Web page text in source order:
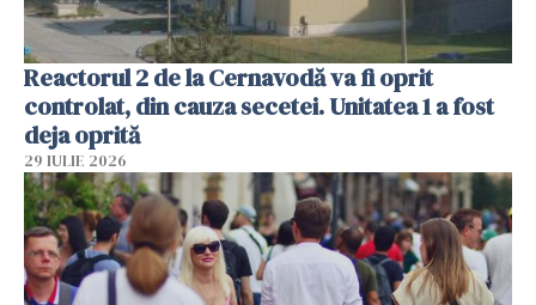
Reactorul 2 de la Cernavodă va fi oprit
controlat, din cauza secetei. Unitatea 1 a fost
deja oprită
29 IULIE 2026